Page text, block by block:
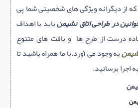
از دیگرانه ویژگی های شخصیتی شما پی
در طراحی اتاق نشیمنباید با اهداف
درست از طرح ها و بافت های متنوع
به وجود می آورد.با ما همراه باشید تا
اجرا برسانید.